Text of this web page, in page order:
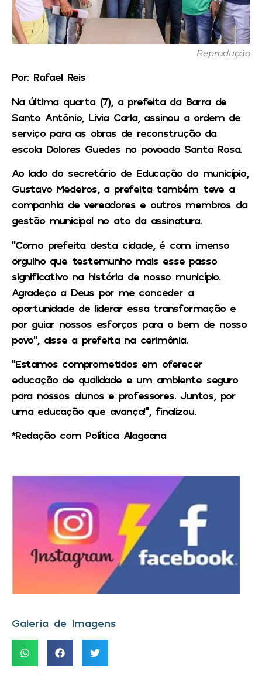
Reprodução
Por: Rafael Reis
Na última quarta (7), a prefeita da Barra de
Santo Antônio, Livia Carla, assinou a ordem de
serviço para as obras de reconstrução da
escola Dolores Guedes no povoado Santa Rosa.
Ao lado do secretário de Educação do município,
Gustavo Medeiros, a prefeita também teve a
companhia de vereadores e outros membros da
gestão municipal no ato da assinatura.
“Como prefeita desta cidade, é com imenso
orgulho que testemunho mais esse passo
significativo na história de nosso município.
Agradeço a Deus por me conceder a
oportunidade de liderar essa transformação e
por guiar nossos esforços para o bem de nosso
povo”, disse a prefeita na cerimônia.
“Estamos comprometidos em oferecer
educação de qualidade e um ambiente seguro
para nossos alunos e professores. Juntos, por
uma educação que avança!”, finalizou.
*Redação com Política Alagoana
Galeria de Imagens